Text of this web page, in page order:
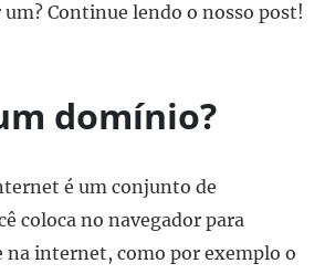
um? Continue lendo o nosso post!
domínio?
é um conjunto de
coloca no navegador para
internet, como por exemplo o